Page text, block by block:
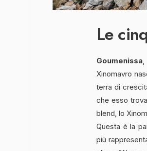
Le
Goumenissa
Xinomavro
terra di
che esso
blend, lo
Questa è la
più